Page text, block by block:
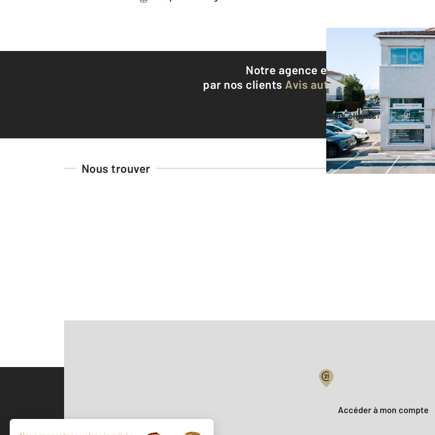
Notre agence est notée
9,3/10
par nos clients Avis authentifiés par
Voir tous les avis clients
Nous trouver
Votre compte :
Accéder à mon compte